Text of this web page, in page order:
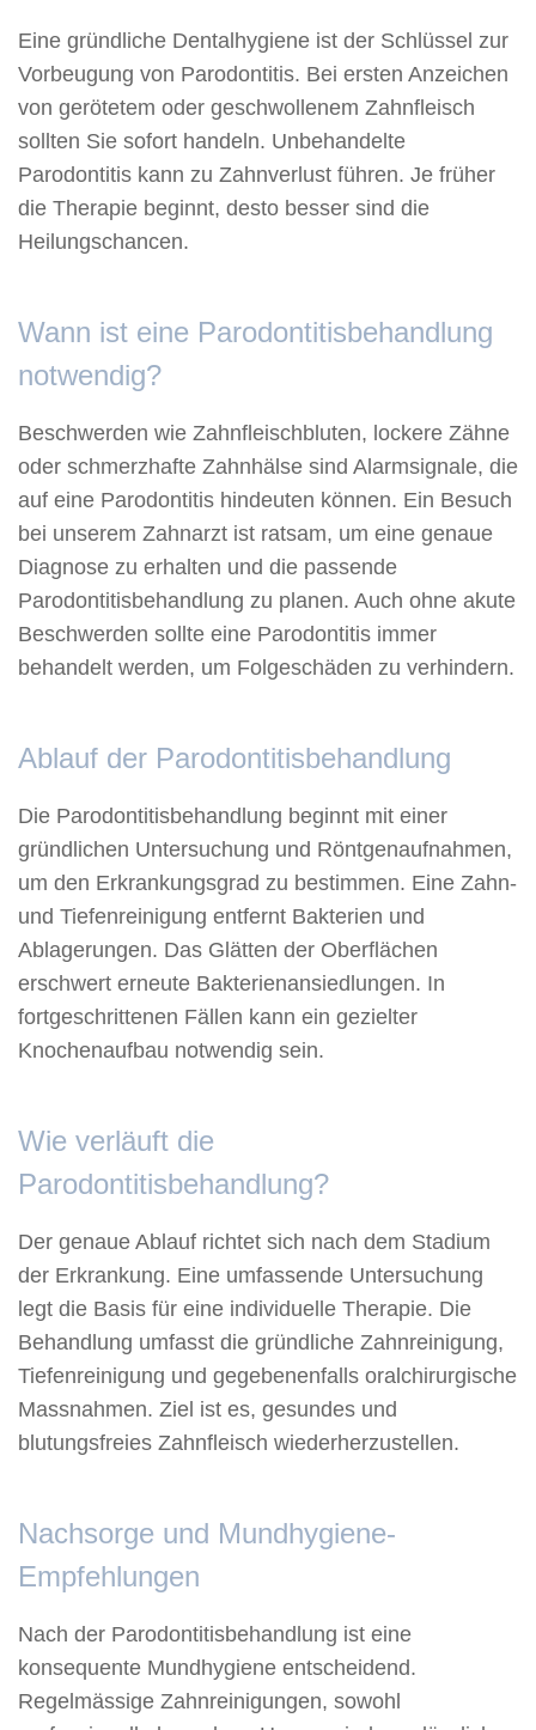
Eine gründliche Dentalhygiene ist der Schlüssel zur
Vorbeugung von Parodontitis. Bei ersten Anzeichen
von gerötetem oder geschwollenem Zahnfleisch
sollten Sie sofort handeln. Unbehandelte
Parodontitis kann zu Zahnverlust führen. Je früher
die Therapie beginnt, desto besser sind die
Heilungschancen.
Wann ist eine Parodontitisbehandlung
notwendig?
Beschwerden wie Zahnfleischbluten, lockere Zähne
oder schmerzhafte Zahnhälse sind Alarmsignale, die
auf eine Parodontitis hindeuten können. Ein Besuch
bei unserem Zahnarzt ist ratsam, um eine genaue
Diagnose zu erhalten und die passende
Parodontitisbehandlung zu planen. Auch ohne akute
Beschwerden sollte eine Parodontitis immer
behandelt werden, um Folgeschäden zu verhindern.
Ablauf der Parodontitisbehandlung
Die Parodontitisbehandlung beginnt mit einer
gründlichen Untersuchung und Röntgenaufnahmen,
um den Erkrankungsgrad zu bestimmen. Eine Zahn-
und Tiefenreinigung entfernt Bakterien und
Ablagerungen. Das Glätten der Oberflächen
erschwert erneute Bakterienansiedlungen. In
fortgeschrittenen Fällen kann ein gezielter
Knochenaufbau notwendig sein.
Wie verläuft die
Parodontitisbehandlung?
Der genaue Ablauf richtet sich nach dem Stadium
der Erkrankung. Eine umfassende Untersuchung
legt die Basis für eine individuelle Therapie. Die
Behandlung umfasst die gründliche Zahnreinigung,
Tiefenreinigung und gegebenenfalls oralchirurgische
Massnahmen. Ziel ist es, gesundes und
blutungsfreies Zahnfleisch wiederherzustellen.
Nachsorge und Mundhygiene-
Empfehlungen
Nach der Parodontitisbehandlung ist eine
konsequente Mundhygiene entscheidend.
Regelmässige Zahnreinigungen, sowohl